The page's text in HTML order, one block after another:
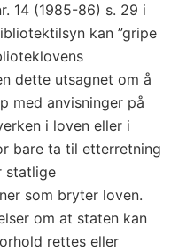
14 (1985-86) s. 29 i
kan ”gripe
dette utsagnet om å
med anvisninger på
i loven eller i
bare ta til etterretning
statlige
som bryter loven.
om at staten kan
rettes eller